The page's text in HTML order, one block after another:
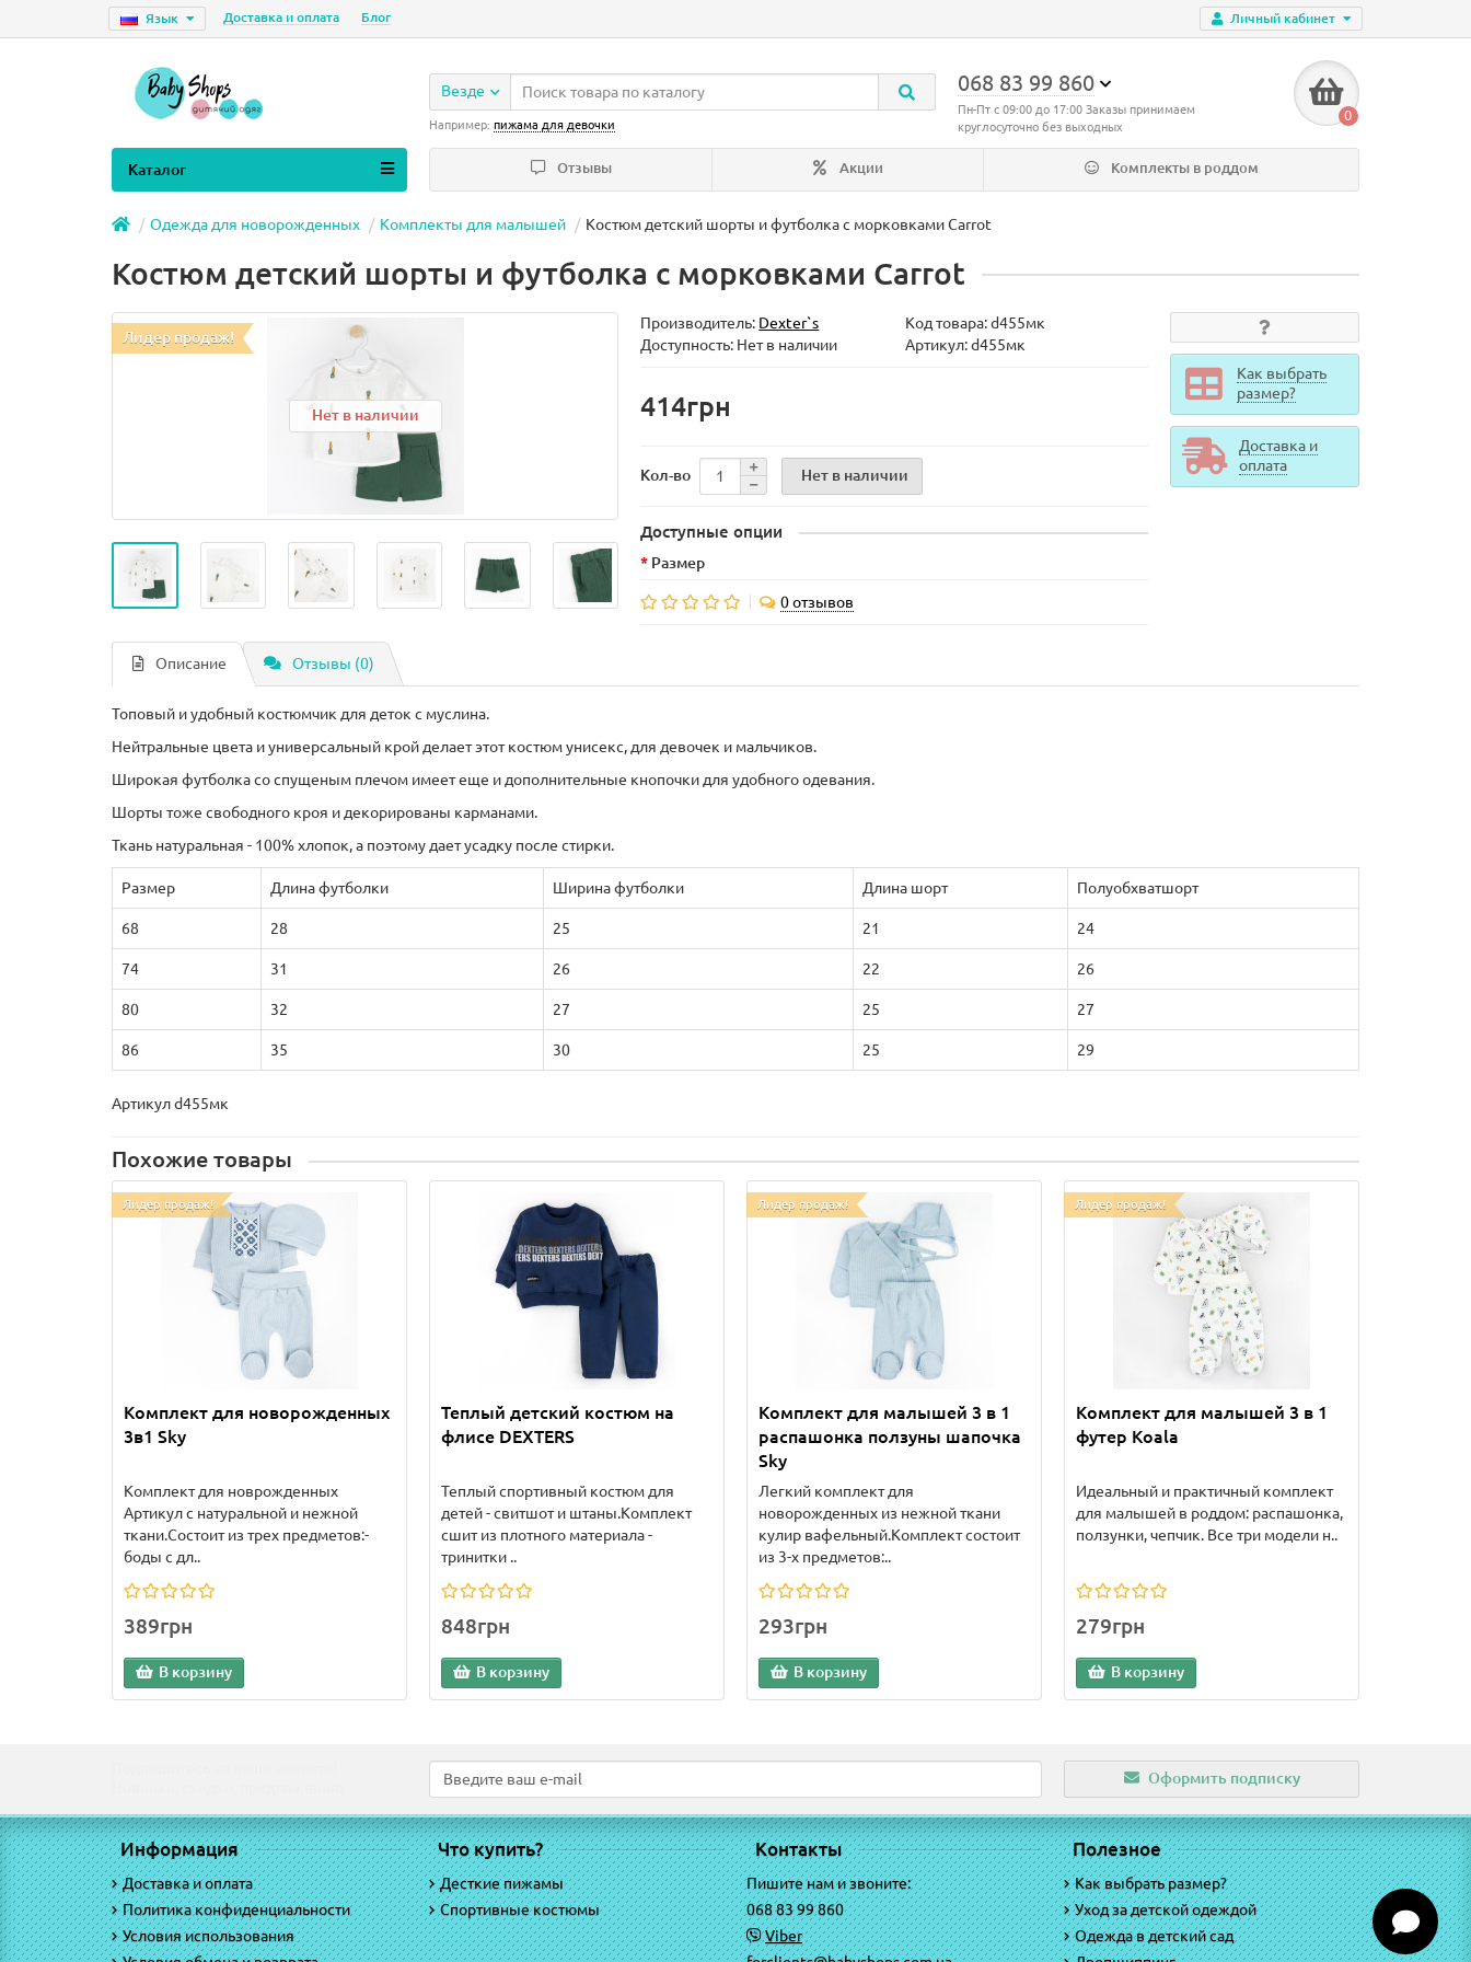
Личный кабинет
Язык Доставка и оплата Блог
068 83 99 860
Пн-Пт с 09:00 до 17:00 Заказы принимаем
круглосуточно без выходных
0
Везде
Например: пижама для девочки
Отзывы Акции Комплекты в роддом
Каталог
Одежда для новорожденных Комплекты для малышей Костюм детский шорты и футболка с морковками Carrot
Костюм детский шорты и футболка с морковками Carrot
Лидер продаж!
Нет в наличии
Производитель: Dexter`s Код товара:d455мк
Доступность: Нет в наличии
Артикул: d455мк
414грн
Кол-во Нет в наличии
Доступные опции
Размер
0 отзывов
Как выбрать
размер?
Доставка и
оплата
Описание Отзывы (0)
Топовый и удобный костюмчик для деток с муслина.
Нейтральные цвета и универсальный крой делает этот костюм унисекс, для девочек и мальчиков.
Широкая футболка со спущеным плечом имеет еще и дополнительные кнопочки для удобного одевания.
Шорты тоже свободного кроя и декорированы карманами.
Ткань натуральная - 100% хлопок, а поэтому дает усадку после стирки.
Размер Длина футболки Ширина футболки Длина шорт Полуобхватшорт
68 28 25 21 24
74 31 26 22 26
80 32 27 25 27
86 35 30 25 29
Артикул d455мк
Похожие товары
Лидер продаж!
Комплект для новорожденных
3в1 Sky
Комплект для новрожденных
Артикул с натуральной и нежной
ткани.Состоит из трех предметов:-
боды с дл..
389грн
В корзину
Теплый детский костюм на
флисе DEXTERS
Теплый спортивный костюм для
детей - свитшот и штаны.Комплект
сшит из плотного материала -
тринитки ..
848грн
В корзину
Лидер продаж!
Комплект для малышей 3 в 1
распашонка ползуны шапочка
Sky
Легкий комплект для
новорожденных из нежной ткани
кулир вафельный.Комплект состоит
из 3-х предметов:..
293грн
В корзину
Лидер продаж!
Комплект для малышей 3 в 1
футер Koala
Идеальный и практичный комплект
для малышей в роддом: распашонка,
ползунки, чепчик. Все три модели н..
279грн
В корзину
Оформить подписку
Информация
Доставка и оплата
Политика конфиденциальности
Условия использования
Что купить?
Десткие пижамы
Спортивные костюмы
Контакты
Пишите нам и звоните:
068 83 99 860
Viber
Полезное
Как выбрать размер?
Уход за детской одеждой
Одежда в детский сад